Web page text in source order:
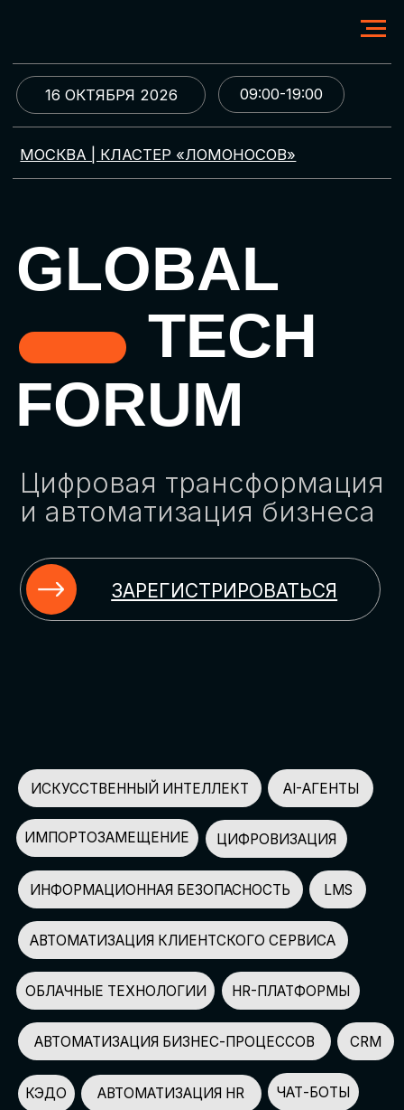
МОСКВА | КЛАСТЕР «ЛОМОНОСОВ»
GLOBAL
TECH
FORUM
Цифровая трансформация
и автоматизация бизнеса
ЗАРЕГИСТРИРОВАТЬСЯ
09:00-19:00
16 ОКТЯБРЯ 2026
ИСКУССТВЕННЫЙ ИНТЕЛЛЕКТ
НЕЙРОСЕТИ ДЛЯ БИЗНЕСА
КЭДО
ЦИФРОВИЗАЦИЯ
АВТОМАТИЗАЦИЯ HR
АВТОМАТИЗАЦИЯ МАРКЕТИНГА И ПРОДАЖ
AI-АССИСТЕНТЫ
ЧАТ-БОТЫ
ИМПОРТОЗАМЕЩЕНИЕ
СПИКЕРОВ
150+
ПАРТНЕРОВ
100+